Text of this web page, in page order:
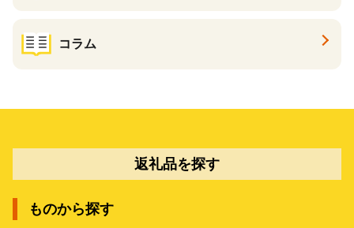
コラム
返礼品を探す
ものから探す